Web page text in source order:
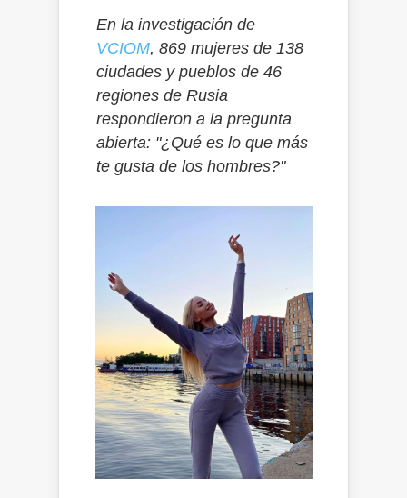
En la investigación de
VCIOM, 869 mujeres de 138
ciudades y pueblos de 46
regiones de Rusia
respondieron a la pregunta
abierta: "¿Qué es lo que más
te gusta de los hombres?"